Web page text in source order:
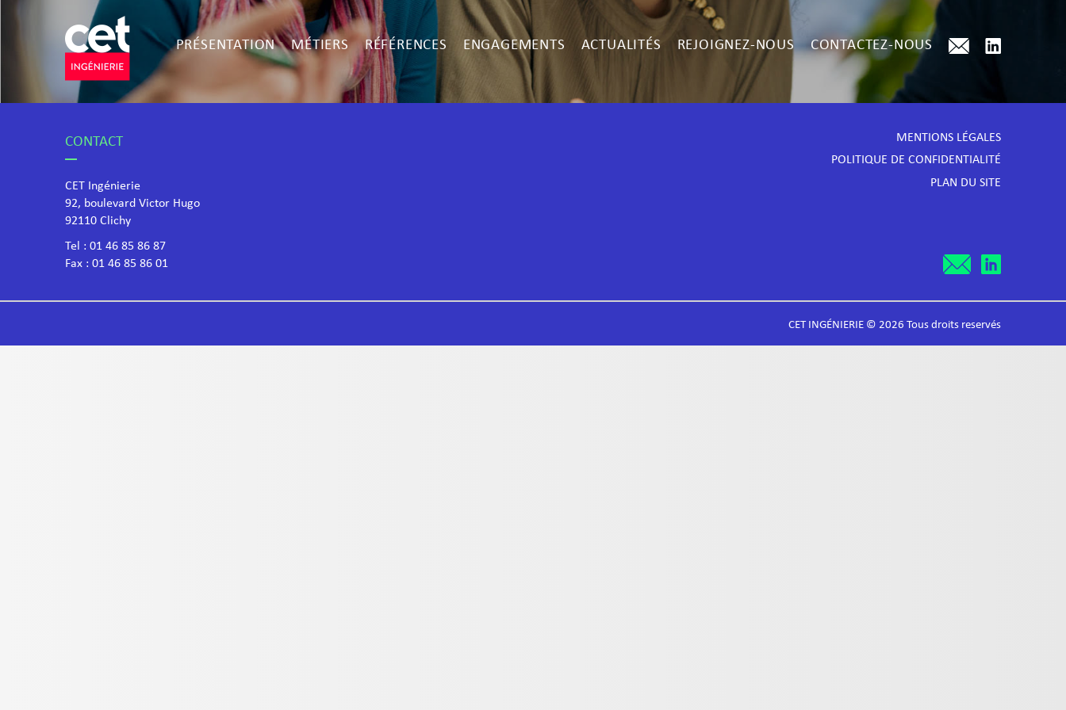
PRÉSENTATION MÉTIERS RÉFÉRENCES ENGAGEMENTS ACTUALITÉS REJOIGNEZ-NOUS CONTACTEZ-NOUS
CONTACT
CET Ingénierie
92, boulevard Victor Hugo
​92110 Clichy
Tel : 01 46 85 86 87
Fax : 01 46 85 86 01
MENTIONS LÉGALES
POLITIQUE DE CONFIDENTIALITÉ
PLAN DU SITE
CET INGÉNIERIE © 2026 Tous droits reservés